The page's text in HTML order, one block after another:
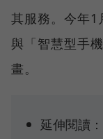
其服務。今年1
與「智慧型手
畫。
延伸閱讀：